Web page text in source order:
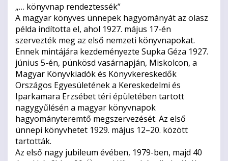
„… könyvnap rendeztessék”
A magyar könyves ünnepek hagyományát az olasz
példa indította el, ahol 1927. május 17-én
szervezték meg az első nemzeti könyvnapokat.
Ennek mintájára kezdeményezte Supka Géza 1927.
június 5-én, pünkösd vasárnapján, Miskolcon, a
Magyar Könyvkiadók és Könyvkereskedők
Országos Egyesületének a Kereskedelmi és
Iparkamara Erzsébet téri épületében tartott
nagygyűlésén a magyar könyvnapok
hagyományteremtő megszervezését. Az első
ünnepi könyvhetet 1929. május 12–20. között
tartották.
Az első nagy jubileum évében, 1979-ben, majd 40